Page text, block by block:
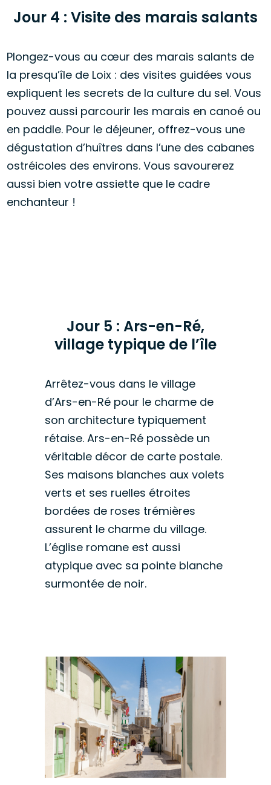
Jour 4 : Visite des marais salants
Plongez-vous au cœur des marais salants de
la presqu’île de Loix : des visites guidées vous
expliquent les secrets de la culture du sel. Vous
pouvez aussi parcourir les marais en canoé ou
en paddle. Pour le déjeuner, offrez-vous une
dégustation d’huîtres dans l’une des cabanes
ostréicoles des environs. Vous savourerez
aussi bien votre assiette que le cadre
enchanteur !
Jour 5 : Ars-en-Ré,
village typique de l’île
Arrêtez-vous dans le village
d’Ars-en-Ré pour le charme de
son architecture typiquement
rétaise. Ars-en-Ré possède un
véritable décor de carte postale.
Ses maisons blanches aux volets
verts et ses ruelles étroites
bordées de roses trémières
assurent le charme du village.
L’église romane est aussi
atypique avec sa pointe blanche
surmontée de noir.